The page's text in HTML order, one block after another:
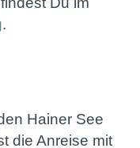
.
Hainer See
die Anreise mit